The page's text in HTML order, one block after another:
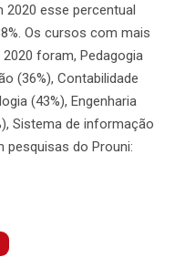
esse percentual
Os cursos com mais
foram, Pedagogia
(36%), Contabilidade
(43%), Engenharia
Sistema de informação
pesquisas do Prouni: